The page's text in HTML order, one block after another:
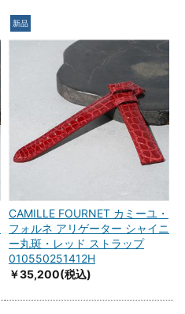
新品
CAMILLE FOURNET カミーユ・
フォルネ アリゲーター シャイニ
ー丸斑・レッド ストラップ
010550251412H
￥35,200(税込)